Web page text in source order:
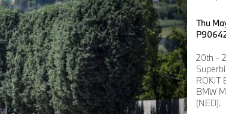
Thu
20th -
ROKiT
BMW
(NED).